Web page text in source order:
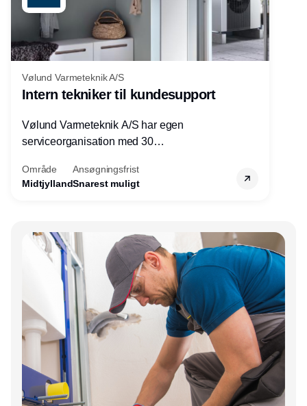
Vølund Varmeteknik A/S
Intern tekniker til kundesupport
Vølund Varmeteknik A/S har egen
serviceorganisation med 30
søger nu endnu en teknisk kollega - denne
gang til kundesupport på kontoret i Herning.
Område
Midtjylland
Ansøgningsfrist
Snarest muligt
Annonce